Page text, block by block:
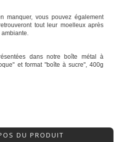
manquer, vous pouvez également
tout leur moelleux après
dans notre boîte métal à
et format "boîte à sucre", 400g
DU PRODUIT